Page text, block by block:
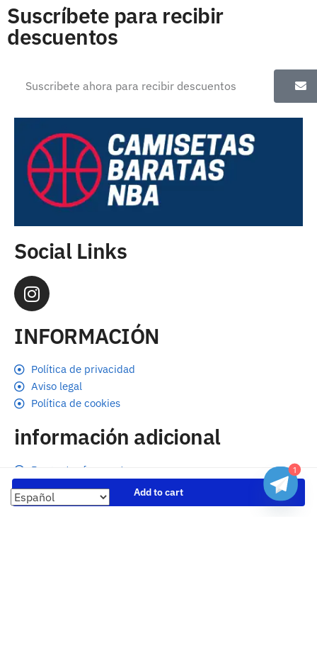
Add to cart
Suscríbete para recibir
descuentos
Social Links
INFORMACIÓN
Política de privacidad
Aviso legal
Política de cookies
información adicional
Preguntas frecuentes
Seguimiento de envíos
Formas de pago
1